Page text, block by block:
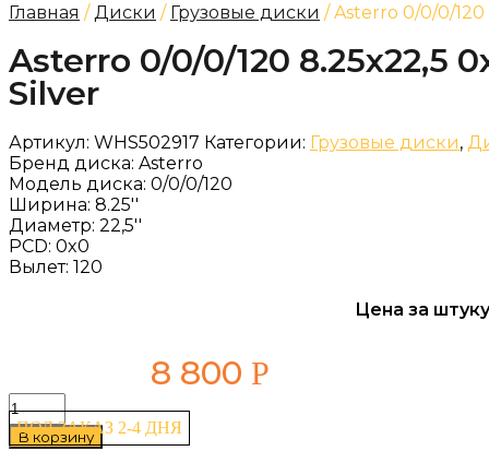
Главная /Диски / Грузовые диски / Asterro 0/0/0/120
Asterro 0/0/0/120 8.25x22,5
Silver
Артикул: WHS502917 Категории: Грузовые диски,
Бренд диска: Asterro
Модель диска: 0/0/0/120
Ширина: 8.25''
Диаметр: 22,5''
PCD: 0x0
Вылет: 120
Цена за
8 800 Р
ПОД ЗАКАЗ 2-4 ДНЯ
Количество
товара
Asterro
В корзину